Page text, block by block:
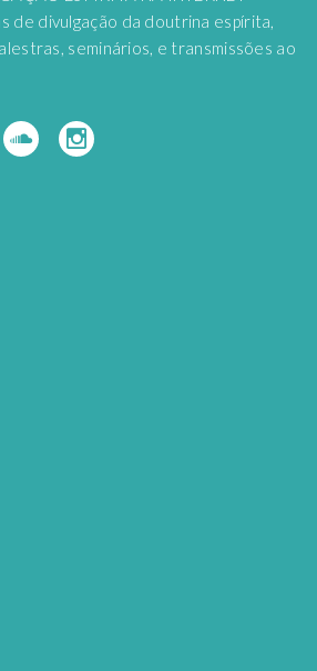
de divulgação da doutrina espírita,
seminários, e transmissões ao